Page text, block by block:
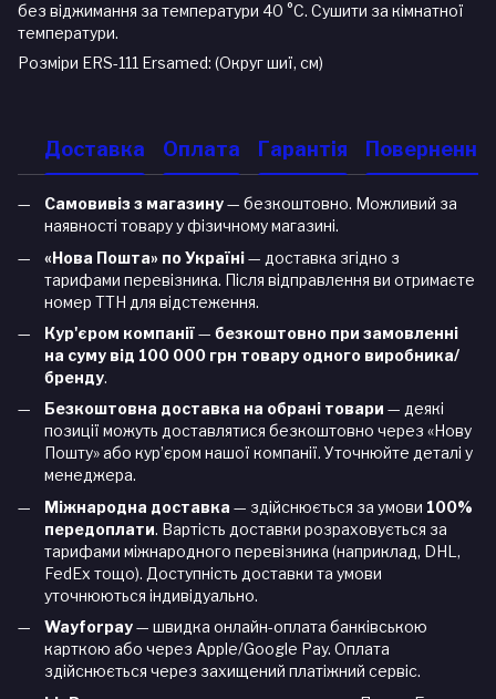
без віджимання за температури 40 °C. Сушити за кімнатної
температури.
Розміри ERS-111 Ersamed: (Округ шиї, см)
Доставка Оплата Гарантія Повернення
Самовивіз з магазину— безкоштовно. Можливий за
наявності товару у фізичному магазині.
«Нова Пошта» по Україні— доставка згідно з
тарифами перевізника. Після відправлення ви отримаєте
номер ТТН для відстеження.
Кур'єром компанії— безкоштовно при замовленні
на суму від 100 000 грн товару одного виробника/
бренду.
Безкоштовна доставка на обрані товари — деякі
позиції можуть доставлятися безкоштовно через «Нову
Пошту» або кур’єром нашої компанії. Уточнюйте деталі у
менеджера.
Міжнародна доставка — здійснюється за умови 100%
передоплати. Вартість доставки розраховується за
тарифами міжнародного перевізника (наприклад, DHL,
FedEx тощо). Доступність доставки та умови
уточнюються індивідуально.
Wayforpay— швидка онлайн-оплата банківською
карткою або через Apple/Google Pay. Оплата
здійснюється через захищений платіжний сервіс.